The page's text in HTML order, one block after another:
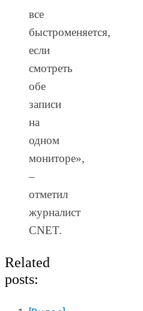
все
быстроменяется,
если
смотреть
обе
записи
на
одном
мониторе»,
–
отметил
журналист
CNET.
Related
posts: